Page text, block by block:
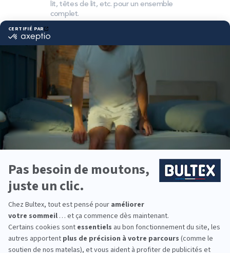
lit, têtes de lit, etc. pour un ensemble
complet.
Pourquoi choisir Bultex
comme literie ?
Bultex est l’une des marques préférées des
Français*. Son savoir‑faire et la qualité de ses
matériaux assurent des nuits régulières et un
confort durable.
La gamme propose plusieurs fermetés et accueils.
En associant un matelas Bultex au sommier adapté,
vous bénéficiez d’un soutien cohérent et d’une
bonne répartition des points de pression.
Vous pouvez équiper toute la famille : enfants,
ados et adultes. Chaque dormeur trouve un
*Marque la plus détenue : 18 599 personnes
interrogées de février 2019 à mars 2025. Institut
Iligo.
LITRIMARCHE MILLAU :
essayez avant d’acheter
Venez tester les matelas en magasin pour affiner
votre choix. Allongez‑vous, changez de position et